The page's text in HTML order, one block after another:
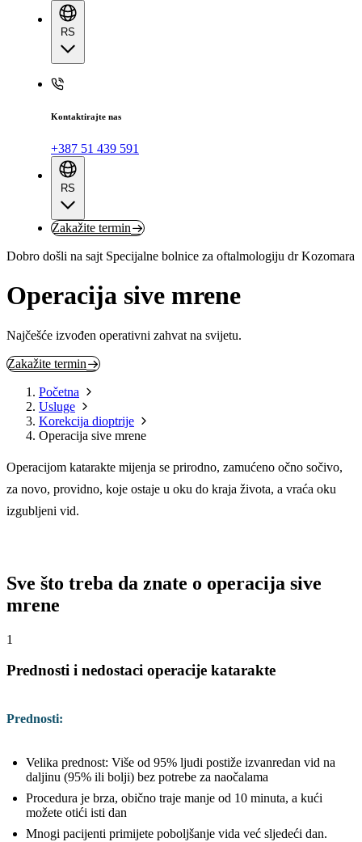
RS
Kontaktirajte nas
+387 51 439 591
RS
Zakažite termin
Dobro došli na sajt Specijalne bolnice za oftalmologiju dr Kozomara
Operacija sive mrene
Najčešće izvođen operativni zahvat na svijetu.
Zakažite termin
Početna
Usluge
Korekcija dioptrije
Operacija sive mrene
Operacijom katarakte mijenja se prirodno, zamućeno očno sočivo,
za novo, providno, koje ostaje u oku do kraja života, a vraća oku
izgubljeni vid.
Sve što treba da znate o operacija sive
mrene
1
Prednosti i nedostaci operacije katarakte
Prednosti:
Velika prednost: Više od 95% ljudi postiže izvanredan vid na
daljinu (95% ili bolji) bez potrebe za naočalama
Procedura je brza, obično traje manje od 10 minuta, a kući
možete otići isti dan
Mnogi pacijenti primijete poboljšanje vida već sljedeći dan.